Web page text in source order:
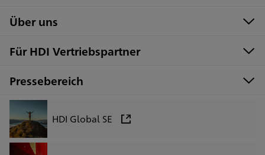
Über uns
Für HDI Vertriebspartner
Pressebereich
HDI Global SE